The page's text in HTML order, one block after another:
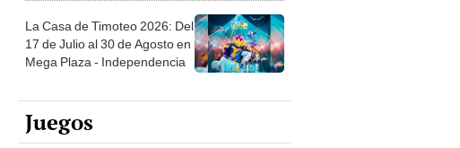
La Casa de Timoteo 2026: Del
17 de Julio al 30 de Agosto en
Mega Plaza - Independencia
Juegos